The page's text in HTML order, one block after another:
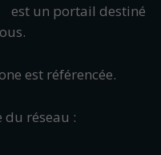
est un portail destiné
est référencée.
réseau :